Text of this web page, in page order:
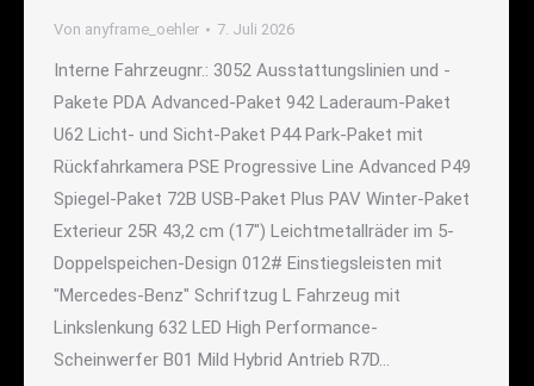
Von anyframe_oehler 7. Juli 2026
Interne Fahrzeugnr.: 3052 Ausstattungslinien und -
Pakete PDA Advanced-Paket 942 Laderaum-Paket
U62 Licht- und Sicht-Paket P44 Park-Paket mit
Rückfahrkamera PSE Progressive Line Advanced P49
Spiegel-Paket 72B USB-Paket Plus PAV Winter-Paket
Exterieur 25R 43,2 cm (17") Leichtmetallräder im 5-
Doppelspeichen-Design 012# Einstiegsleisten mit
"Mercedes-Benz" Schriftzug L Fahrzeug mit
Linkslenkung 632 LED High Performance-
Scheinwerfer B01 Mild Hybrid Antrieb R7D…